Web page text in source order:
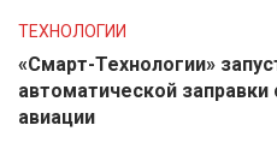
ТЕХНОЛОГИИ
«Смарт-Технологии»
автоматической
авиации